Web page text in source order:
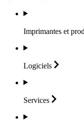
Imprimantes et
Logiciels
Services